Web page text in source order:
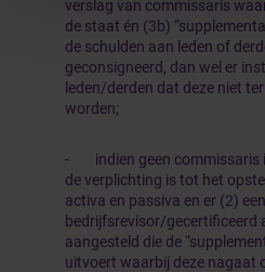
verslag van commissaris
de staat én (3b)
de schulden aan leden of
geconsigneerd, dan wel er
leden/derden dat deze niet
worden;
- indien geen commissaris
de verplichting is tot het
activa en passiva en er (2) een
bedrijfsrevisor/gecertificeerd
aangesteld die de
uitvoert waarbij deze nagaat